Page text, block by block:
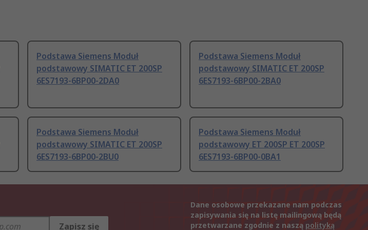
Podstawa Siemens Moduł
podstawowy SIMATIC ET 200SP
6ES7193-6BP00-2DA0
Podstawa Siemens Moduł
podstawowy SIMATIC ET 200SP
6ES7193-6BP00-2BA0
Podstawa Siemens Moduł
podstawowy SIMATIC ET 200SP
6ES7193-6BP00-2BU0
Podstawa Siemens Moduł
podstawowy ET 200SP ET 200SP
6ES7193-6BP00-0BA1
Zapisz się
Dane osobowe przekazane nam podczas
zapisywania się na listę mailingową będą
przetwarzane zgodnie z naszą polityką